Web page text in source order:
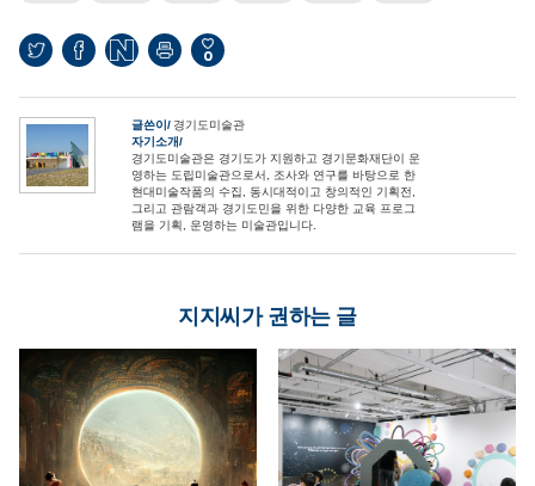
0
글쓴이
경기도미술관
자기소개
경기도미술관은 경기도가 지원하고 경기문화재단이 운
영하는 도립미술관으로서, 조사와 연구를 바탕으로 한
현대미술작품의 수집, 동시대적이고 창의적인 기획전,
그리고 관람객과 경기도민을 위한 다양한 교육 프로그
램을 기획, 운영하는 미술관입니다.
지지씨가 권하는 글